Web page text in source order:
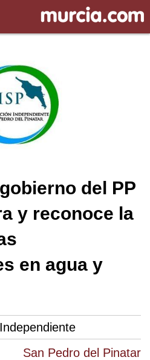
San Pedro del Pinatar
del PP
y reconoce la
en agua y